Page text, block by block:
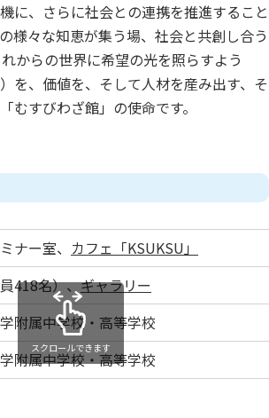
に、さらに社会との連携を推進すること
様々な知恵が集う場、社会と共創し合う
からの世界に希望の光を照らすよう
を、価値を、そして人材を産み出す、そ
むすびわざ館」の使命です。
ナー室、 カフェ「KSUKSU」
418名）、ギャラリー
附属中学校・高等学校
附属中学校・高等学校
スクロールできます